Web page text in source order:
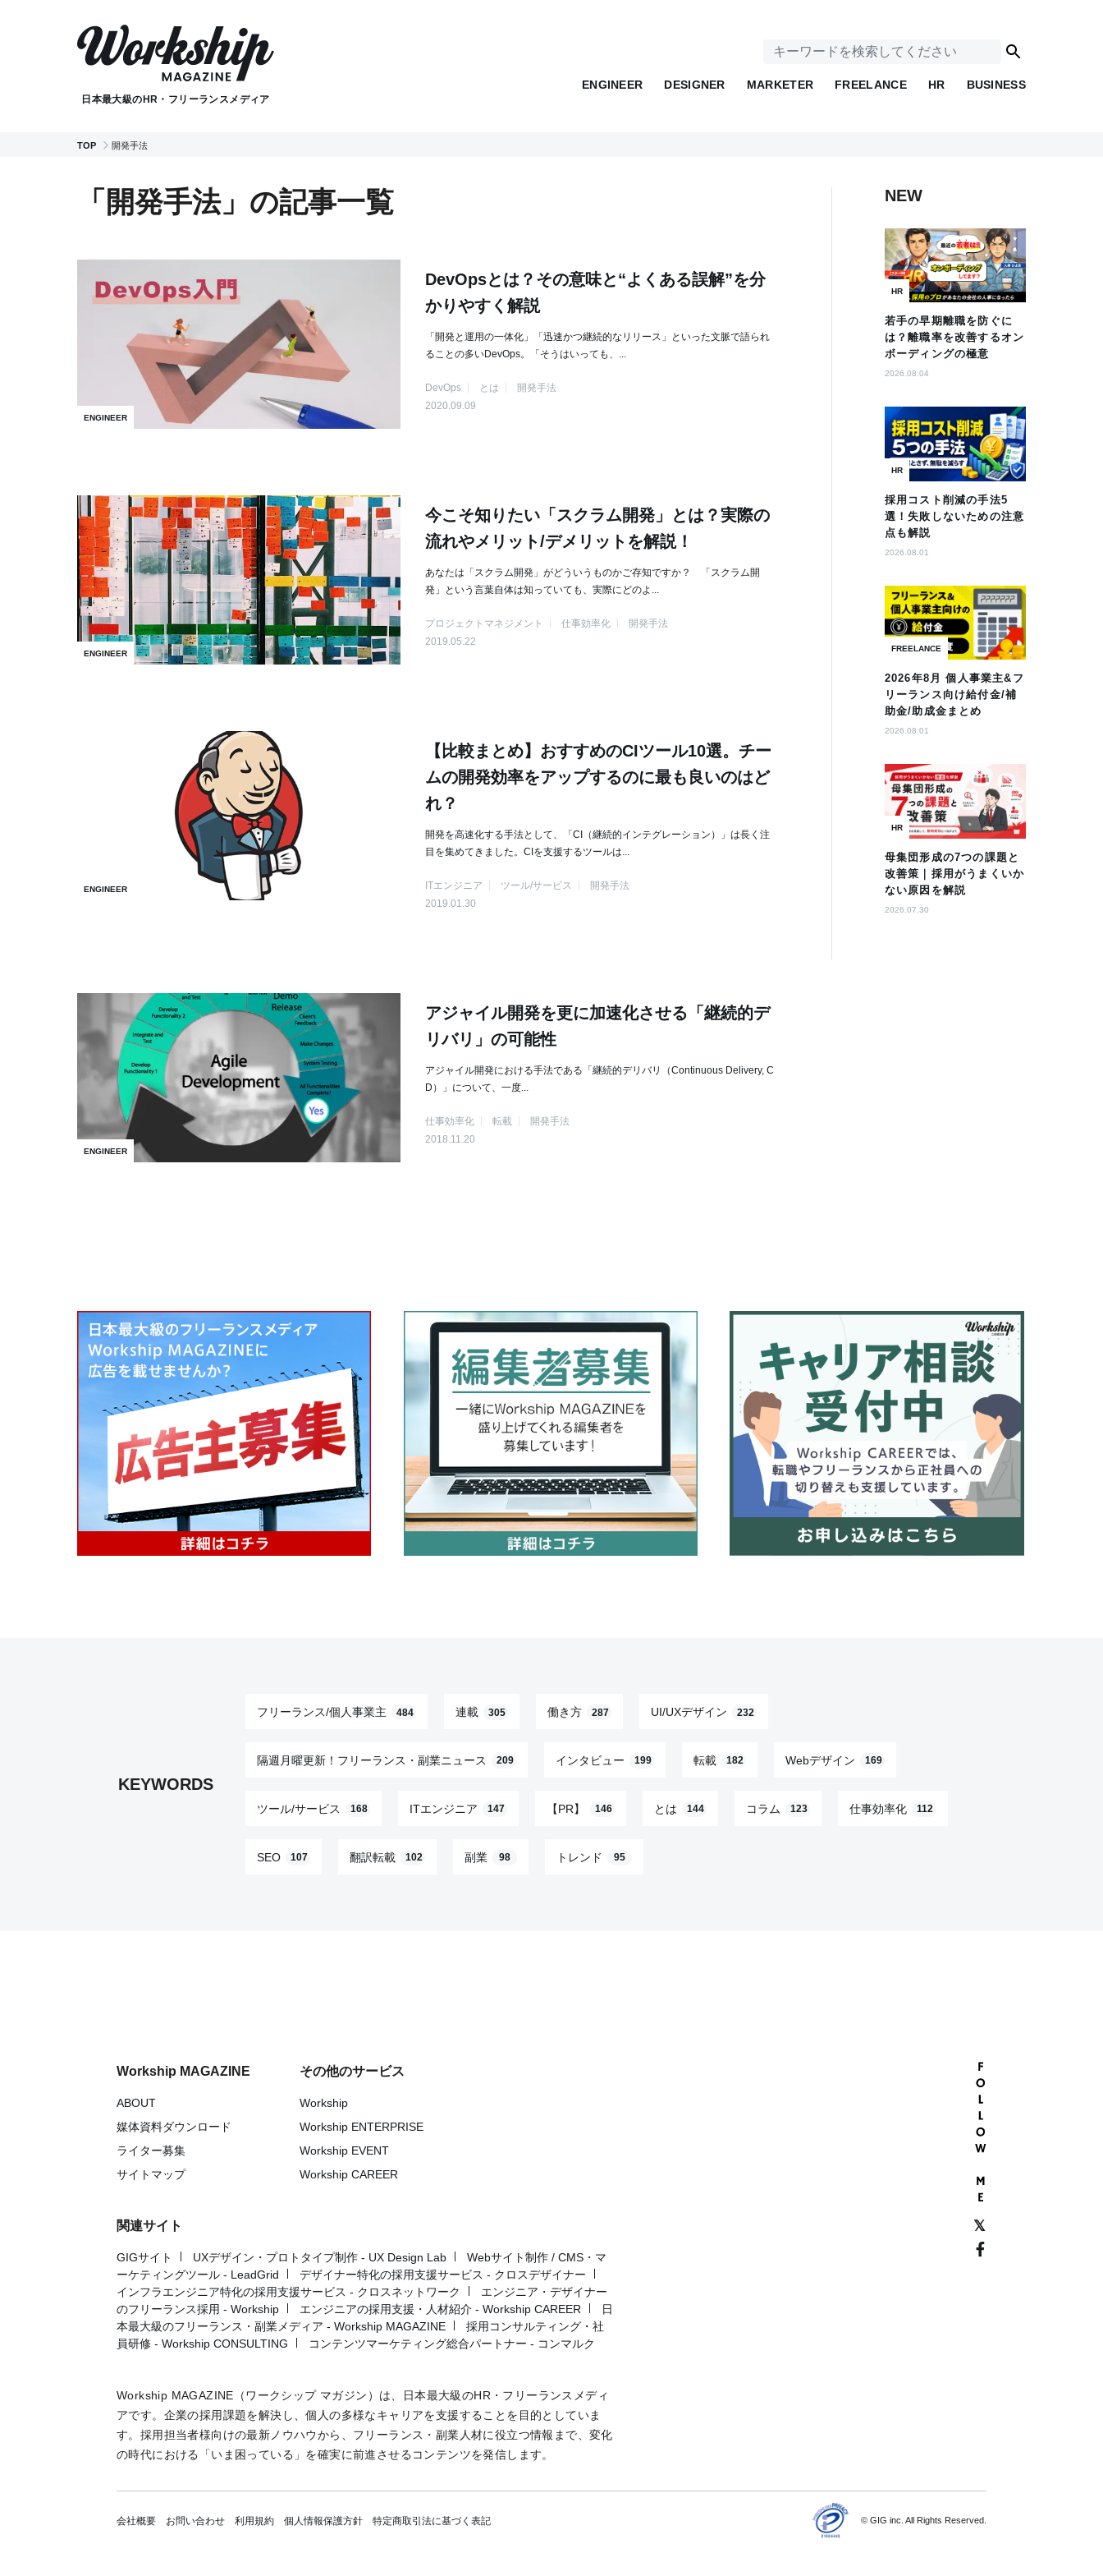
日本最大級のHR・フリーランスメディア
ENGINEER DESIGNER MARKETER FREELANCE HR BUSINESS
TOP 開発手法
「開発手法」の記事一覧
ENGINEER
DevOpsとは？その意味と“よくある誤解”を分
かりやすく解説
「開発と運用の一体化」「迅速かつ継続的なリリース」といった文脈で語られ
ることの多いDevOps。「そうはいっても、...
DevOps とは
開発手法
2020.09.09
ENGINEER
今こそ知りたい「スクラム開発」とは？実際の
流れやメリット/デメリットを解説！
あなたは「スクラム開発」がどういうものかご存知ですか？ 「スクラム開
発」という言葉自体は知っていても、実際にどのよ...
プロジェクトマネジメント 仕事効率化
開発手法
2019.05.22
ENGINEER
【比較まとめ】おすすめのCIツール10選。チー
ムの開発効率をアップするのに最も良いのはど
れ？
開発を高速化する手法として、「CI（継続的インテグレーション）」は長く注
目を集めてきました。CIを支援するツールは...
ITエンジニア ツール/サービス
開発手法
2019.01.30
ENGINEER
アジャイル開発を更に加速化させる「継続的デ
リバリ」の可能性
アジャイル開発における手法である「継続的デリバリ（Continuous Delivery, C
D）」について、一度...
仕事効率化 転載
開発手法
2018.11.20
NEW
HR
若手の早期離職を防ぐに
は？離職率を改善するオン
ボーディングの極意
2026.08.04
HR
採用コスト削減の手法5
選！失敗しないための注意
点も解説
2026.08.01
FREELANCE
2026年8月 個人事業主&フ
リーランス向け給付金/補
助金/助成金まとめ
2026.08.01
HR
母集団形成の7つの課題と
改善策｜採用がうまくいか
ない原因を解説
2026.07.30
KEYWORDS
フリーランス/個人事業主 484 連載 305 働き方 287 UI/UXデザイン 232
隔週月曜更新！フリーランス・副業ニュース 209 インタビュー 199 転載 182 Webデザイン 169
ツール/サービス 168 ITエンジニア 147 【PR】 146 とは 144 コラム 123 仕事効率化 112
SEO 107 翻訳転載 102 副業 98 トレンド 95
Workship MAGAZINE
ABOUT
媒体資料ダウンロード
ライター募集
サイトマップ
その他のサービス
Workship
Workship ENTERPRISE
Workship EVENT
Workship CAREER
関連サイト
GIGサイト UXデザイン・プロトタイプ制作 - UX Design Lab
Webサイト制作 / CMS・マ
ーケティングツール - LeadGrid
デザイナー特化の採用支援サービス - クロスデザイナー
インフラエンジニア特化の採用支援サービス - クロスネットワーク
エンジニア・デザイナー
のフリーランス採用 - Workship
エンジニアの採用支援・人材紹介 - Workship CAREER
日
本最大級のフリーランス・副業メディア - Workship MAGAZINE
採用コンサルティング・社
員研修 - Workship CONSULTING
コンテンツマーケティング総合パートナー - コンマルク
Workship MAGAZINE（ワークシップ マガジン）は、日本最大級のHR・フリーランスメディ
アです。企業の採用課題を解決し、個人の多様なキャリアを支援することを目的としていま
す。採用担当者様向けの最新ノウハウから、フリーランス・副業人材に役立つ情報まで、変化
の時代における「いま困っている」を確実に前進させるコンテンツを発信します。
会社概要 お問い合わせ 利用規約 個人情報保護方針 特定商取引法に基づく表記 © GIG inc. All Rights Reserved.